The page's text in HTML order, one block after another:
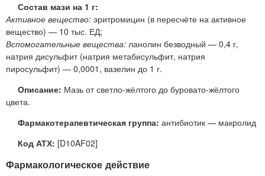
Состав мази на 1 г:
Активное вещество: эритромицин (в пересчёте на активное
вещество) — 10 тыс. ЕД;
Вспомогательные вещества: ланолин безводный — 0,4 г,
натрия дисульфит (натрия метабисульфит, натрия
пиросульфит) — 0,0001, вазелин до 1 г.
Описание: Мазь от светло-жёлтого до буровато-жёлтого
цвета.
Фармакотерапевтическая группа: антибиотик — макролид
Код АТХ: [D10AF02]
Фармакологическое действие